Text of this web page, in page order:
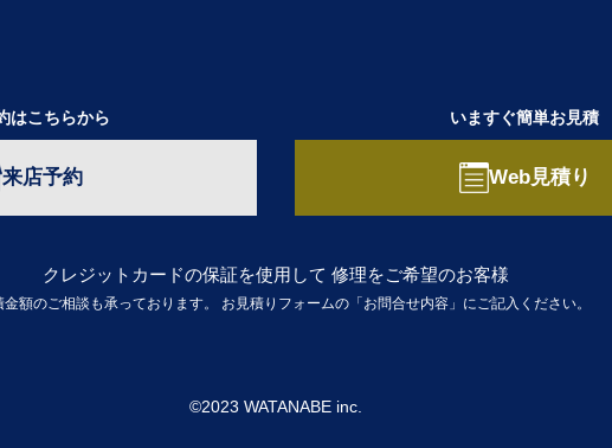
はこちらから
来店予約
いますぐ簡単お見積
Web見積り
クレジットカードの保証を使用して 修理をご希望のお客様
金額のご相談も承っております。 お見積りフォームの「お問合せ内容」にご記入ください。
©2023 WATANABE inc.